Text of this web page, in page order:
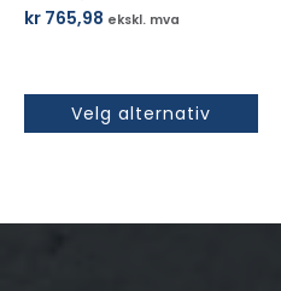
Opprinnelig
kr 1276,63.
kr 765,98 Nåværende
kr 765,98.
ekskl. mva
Velg alternativ